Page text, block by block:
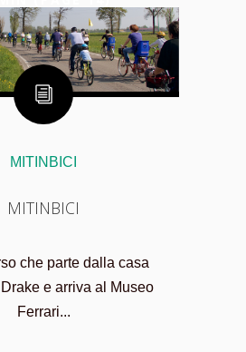
MITINBICI
MITINBICI
che parte dalla casa
e arriva al Museo
Ferrari...